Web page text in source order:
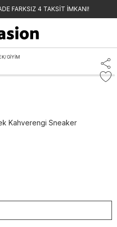
FARKSIZ 4 TAKSİT İMKANI!
/ GİYİM
Kahverengi Sneaker